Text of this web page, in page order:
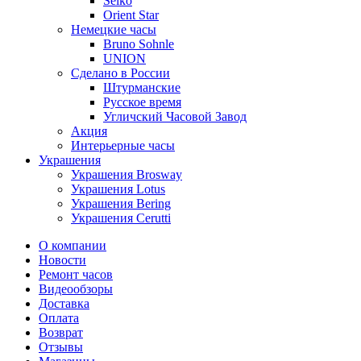
Orient Star
Немецкие часы
Bruno Sohnle
UNION
Сделано в России
Штурманские
Русское время
Угличский Часовой Завод
Акция
Интерьерные часы
Украшения
Украшения Brosway
Украшения Lotus
Украшения Bering
Украшения Cerutti
О компании
Новости
Ремонт часов
Видеообзоры
Доставка
Оплата
Возврат
Отзывы